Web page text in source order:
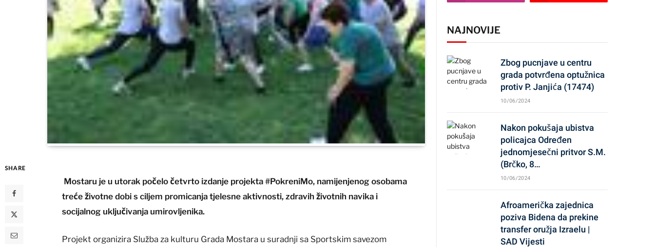
SHARE
Mostaru je u utorak počelo četvrto izdanje projekta #PokreniMo, namijenjenog osobama
treće životne dobi s ciljem promicanja tjelesne aktivnosti, zdravih životnih navika i
socijalnog uključivanja umirovljenika.
Projekt organizira Služba za kulturu Grada Mostara u suradnji sa Sportskim savezom
NAJNOVIJE
Zbog pucnjave u centru
grada potvrđena optužnica
protiv P. Janjića (17474)
10/06/2024
Nakon pokušaja ubistva
policajca Određen
jednomjesečni pritvor S.M.
(Brčko, 8…
10/06/2024
Afroamerička zajednica
poziva Bidena da prekine
transfer oružja Izraelu |
SAD Vijesti